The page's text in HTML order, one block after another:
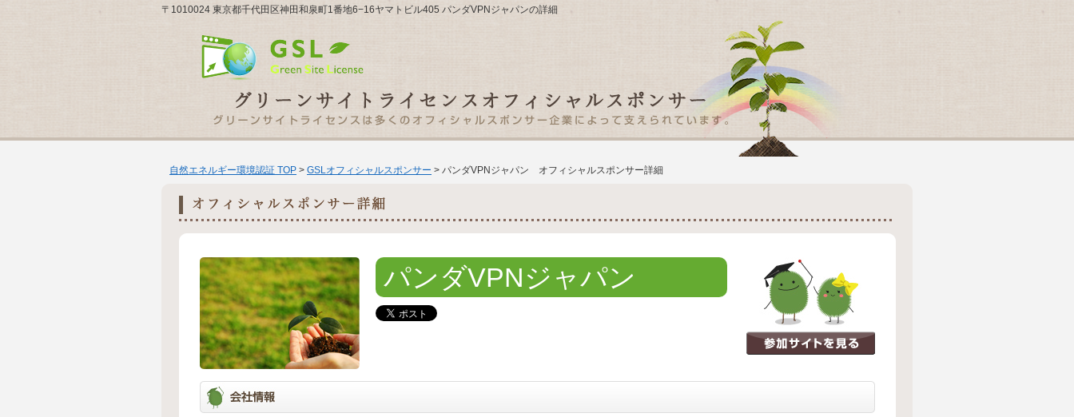
〒1010024 東京都千代田区神田和泉町1番地6−16ヤマトビル405 パンダVPNジャパンの詳細
自然エネルギー環境認証 TOP > GSLオフィシャルスポンサー > パンダVPNジャパン オフィシャルスポンサー詳細
パンダVPNジャパン